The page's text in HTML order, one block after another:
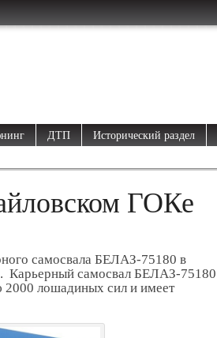
ДТП Исторический раздел
ГОКе
самосвала БЕЛАЗ-75180 в
Карьерный самосвал БЕЛАЗ-75180
лошадиных сил и имеет